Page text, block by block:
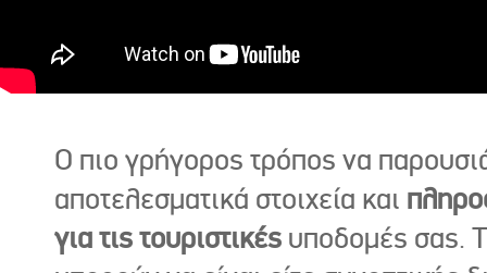
Ο πιο γρήγορος τρόπος να
αποτελεσματικά στοιχεία και
για τις τουριστικές υποδομές σας.